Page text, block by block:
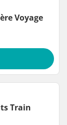
Voyage
Train